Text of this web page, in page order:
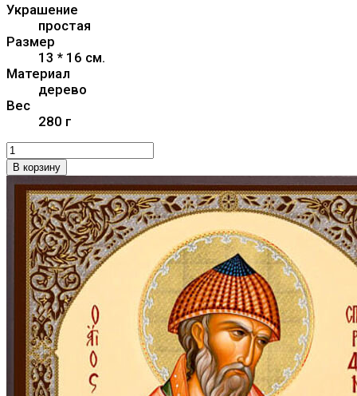
Украшение
простая
Размер
13 * 16 см.
Материал
дерево
Вес
280 г
В корзину